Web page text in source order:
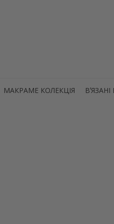
МАКРАМЕ КОЛЕКЦІЯ